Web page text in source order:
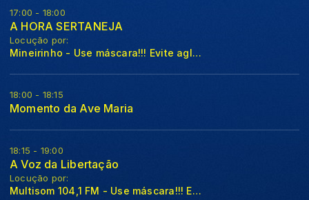
17:00 - 18:00
A HORA SERTANEJA
Locução por:
Mineirinho - Use máscara!!! Evite aglomerações!!!
18:00 - 18:15
Momento da Ave Maria
18:15 - 19:00
A Voz da Libertação
Locução por:
Multisom 104,1 FM - Use máscara!!! Evite aglomerações!!!